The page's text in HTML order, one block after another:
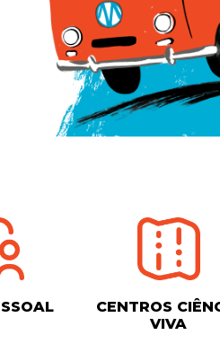
CENTROS
VIVA